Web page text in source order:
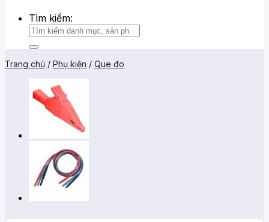
Tìm kiếm:
Trang chủ / Phụ kiện / Que đo